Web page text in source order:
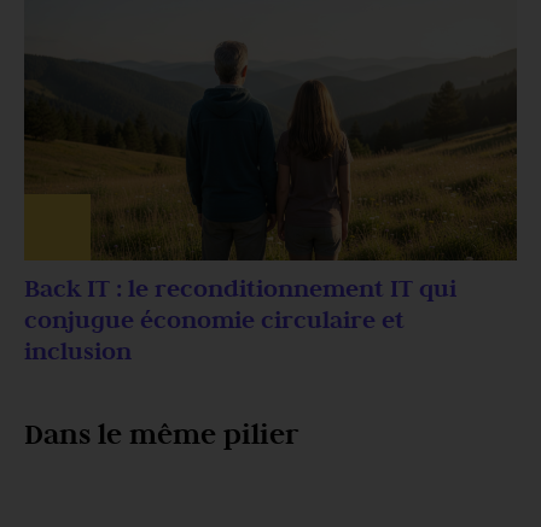
Back IT : le reconditionnement IT qui
conjugue économie circulaire et
inclusion
Dans le même pilier